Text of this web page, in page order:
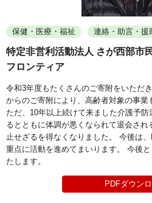
保健・医療・福祉 連絡・助言・援
特定非営利活動法人 さが西部市
フロンティア
令和3年度もたくさんのご寄附をいただ
からのご寄附により、高齢者対象の事業
ただ、10年以上続けて来ました介護予
るとともに体調が悪くなられて退会さ
止せざるを得なくなりました。 今後は
重点に活動を進めてまいります。 今後
たします。
PDFダウン